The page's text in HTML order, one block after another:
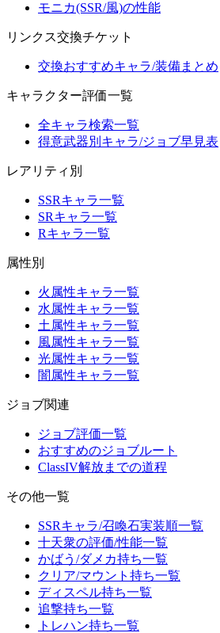
モニカ(SSR/風)の性能
リンクス交換チケット
交換おすすめキャラ/装備まとめ
キャラクター評価一覧
全キャラ検索一覧
得意武器別キャラ/ジョブ早見表
レアリティ別
SSRキャラ一覧
SRキャラ一覧
Rキャラ一覧
属性別
火属性キャラ一覧
水属性キャラ一覧
土属性キャラ一覧
風属性キャラ一覧
光属性キャラ一覧
闇属性キャラ一覧
ジョブ関連
ジョブ評価一覧
おすすめのジョブルート
ClassIV解放までの道程
その他一覧
SSRキャラ/召喚石実装順一覧
十天衆の評価/性能一覧
かばう/ダメカ持ち一覧
クリア/マウント持ち一覧
ディスペル持ち一覧
追撃持ち一覧
トレハン持ち一覧